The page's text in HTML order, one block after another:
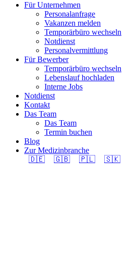
Für Unternehmen
Personalanfrage
Vakanzen melden
Temporärbüro wechseln
Notdienst
Personalvermittlung
Für Bewerber
Temporärbüro wechseln
Lebenslauf hochladen
Interne Jobs
Notdienst
Kontakt
Das Team
Das Team
Termin buchen
Blog
Zur Medizinbranche
🇩🇪
🇬🇧 🇵🇱 🇸🇰